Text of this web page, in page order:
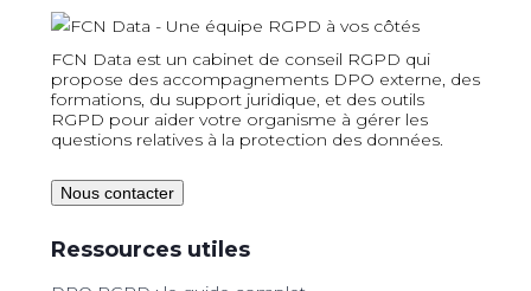
FCN Data est un cabinet de conseil RGPD qui
propose des accompagnements DPO externe, des
formations, du support juridique, et des outils
RGPD pour aider votre organisme à gérer les
questions relatives à la protection des données.
Nous contacter
Ressources utiles